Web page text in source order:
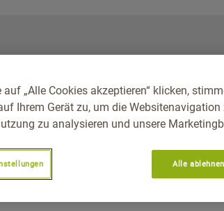
Reg.-Bez.
auf „Alle Cookies akzeptieren“ klicken,
Ihrem Gerät zu, um die Websitenavigation
zu analysieren und unsere
Alle ablehnen